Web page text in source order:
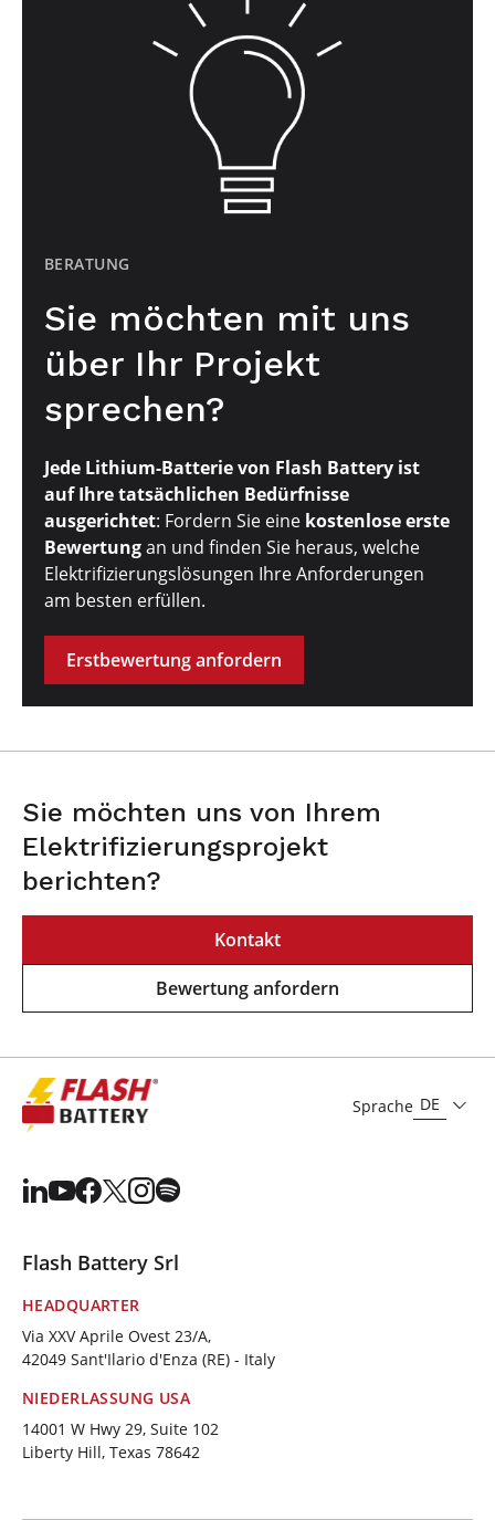
BERATUNG
Sie möchten mit uns
über Ihr Projekt
sprechen?
Jede Lithium-Batterie von Flash Battery ist
auf Ihre tatsächlichen Bedürfnisse
ausgerichtet: Fordern Sie eine kostenlose erste
Bewertungan und finden Sie heraus, welche
Elektrifizierungslösungen Ihre Anforderungen
am besten erfüllen.
Erstbewertung anfordern
Sie möchten uns von Ihrem
Elektrifizierungsprojekt
berichten?
Kontakt
Bewertung anfordern
Sprache DE
Flash Battery Srl
HEADQUARTER
Via XXV Aprile Ovest 23/A,
42049 Sant'Ilario d'Enza (RE) - Italy
NIEDERLASSUNG USA
14001 W Hwy 29, Suite 102
Liberty Hill, Texas 78642